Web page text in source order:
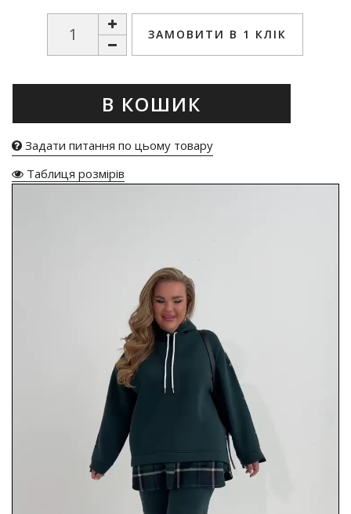
ЗАМОВИТИ В 1 КЛІК
В КОШИК
Задати питання по цьому товару
Таблиця розмірів